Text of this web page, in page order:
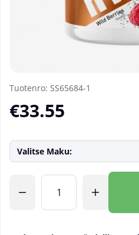
Tuotenro: SS65684-1
€33.55
Valitse Maku: